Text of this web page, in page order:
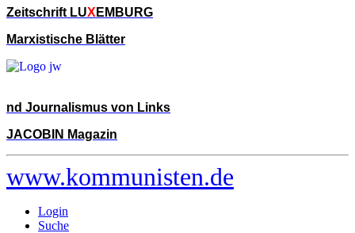
Zeitschrift LUX EMBURG
Marxistische Blätter
nd Journalismus von Links
JACOBIN Magazin
www.kommunisten.de
Login
Suche